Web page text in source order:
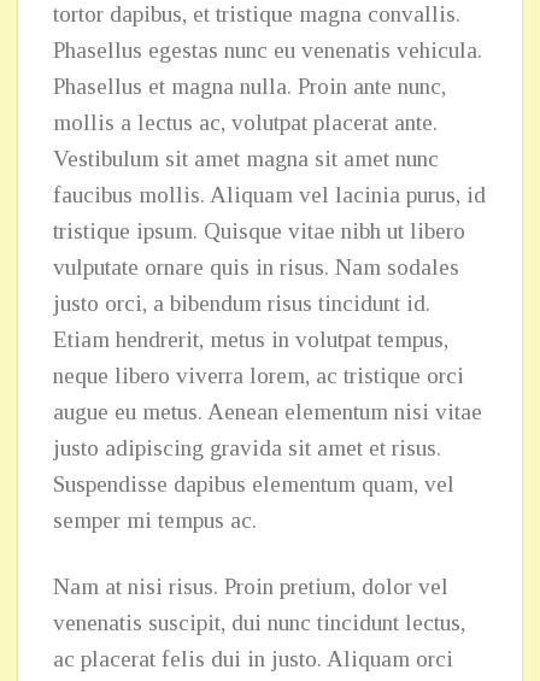
tortor dapibus, et tristique magna convallis.
Phasellus egestas nunc eu venenatis vehicula.
Phasellus et magna nulla. Proin ante nunc,
mollis a lectus ac, volutpat placerat ante.
Vestibulum sit amet magna sit amet nunc
faucibus mollis. Aliquam vel lacinia purus, id
tristique ipsum. Quisque vitae nibh ut libero
vulputate ornare quis in risus. Nam sodales
justo orci, a bibendum risus tincidunt id.
Etiam hendrerit, metus in volutpat tempus,
neque libero viverra lorem, ac tristique orci
augue eu metus. Aenean elementum nisi vitae
justo adipiscing gravida sit amet et risus.
Suspendisse dapibus elementum quam, vel
semper mi tempus ac.
Nam at nisi risus. Proin pretium, dolor vel
venenatis suscipit, dui nunc tincidunt lectus,
ac placerat felis dui in justo. Aliquam orci